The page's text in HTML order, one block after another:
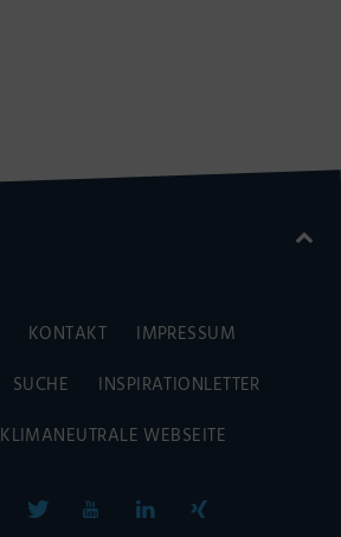
KONTAKT
IMPRESSUM
SUCHE
INSPIRATIONLETTER
KLIMANEUTRALE WEBSEITE